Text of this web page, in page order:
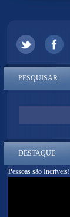
PESQUISAR
DESTAQUE
Pessoas são Incríveis!